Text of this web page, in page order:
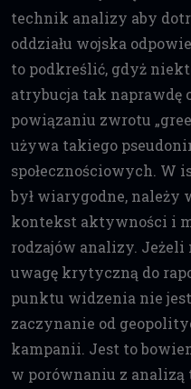
technik analizy aby
oddziału wojska
to podkreślić, gdyż
atrybucja tak naprawdę
powiązaniu zwrotu
używa takiego
społecznościowych. W
był wiarygodne, należy
kontekst aktywności i
rodzajów analizy. Jeżeli
uwagę krytyczną do
punktu widzenia nie
zaczynanie od
kampanii. Jest to
w porównaniu z